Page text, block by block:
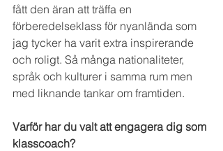
fått den äran att träffa en
förberedelseklass för nyanlända som
jag tycker ha varit extra inspirerande
och roligt. Så många nationaliteter,
språk och kulturer i samma rum men
med liknande tankar om framtiden.
Varför har du valt att engagera dig som
klasscoach?